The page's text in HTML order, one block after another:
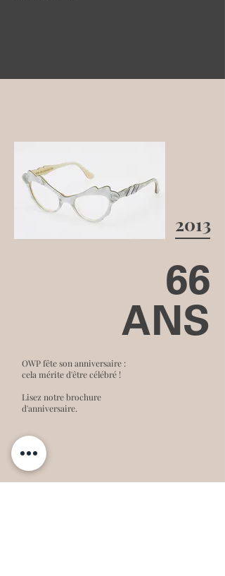
2013
66
ANS
OWP fête son anniversaire :
cela mérite d'être célébré !
Lisez notre brochure
d'anniversaire.